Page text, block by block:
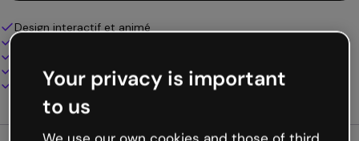
Design interactif et animé
Présentez, partagez ou publiez en ligne
Téléchargez en PDF, MP4 et autres formats
Your privacy is important
to us